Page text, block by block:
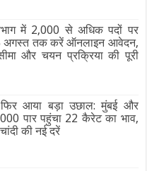
में 2,000 से अधिक पदों पर
अगस्त तक करें ऑनलाइन आवेदन,
और चयन प्रक्रिया की पूरी
आया बड़ा उछाल: मुंबई और
पार पहुंचा 22 कैरेट का भाव,
की नई दरें